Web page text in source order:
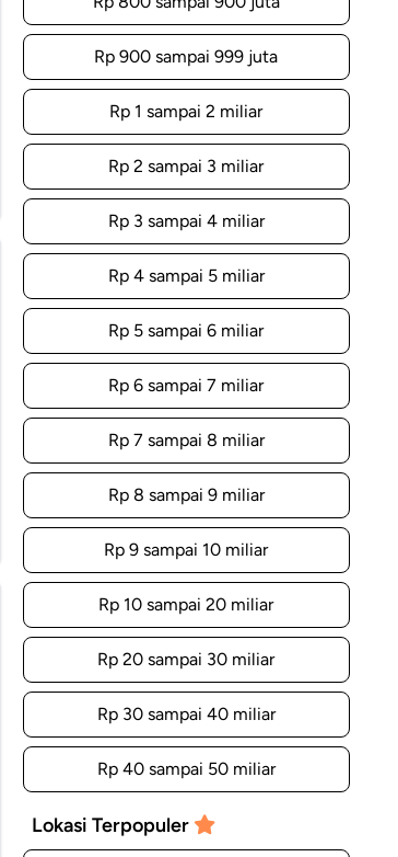
Rp 900 sampai 999 juta
Rp 1 sampai 2 miliar
Rp 2 sampai 3 miliar
Rp 3 sampai 4 miliar
Rp 4 sampai 5 miliar
Rp 5 sampai 6 miliar
Rp 6 sampai 7 miliar
Rp 7 sampai 8 miliar
Rp 8 sampai 9 miliar
Rp 9 sampai 10 miliar
Rp 10 sampai 20 miliar
Rp 20 sampai 30 miliar
Rp 30 sampai 40 miliar
Rp 40 sampai 50 miliar
Lokasi Terpopuler